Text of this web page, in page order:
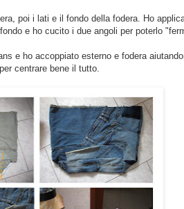
poi i lati e il fondo della fodera. Ho
e ho cucito i due angoli per poterlo
e ho accoppiato esterno e fodera
centrare bene il tutto.